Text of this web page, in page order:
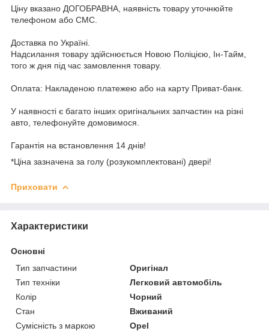
Ціну вказано ДОГОБРАВНА, наявність товару уточнюйте
телефоном або СМС.
Доставка по Україні.
Надсилання товару здійснюється Новою Поліцією, Ін-Тайм,
того ж дня під час замовлення товару.
Оплата: Накладеною платежею або на карту Приват-банк.
У наявності є багато інших оригінальних запчастин на різні
авто, телефонуйте домовимося.
Гарантія на встановлення 14 днів!
*Ціна зазначена за голу (розукомплектовані) двері!
Приховати
Характеристики
Основні
Тип запчастини
Оригінал
Тип техніки
Легковий автомобіль
Колір
Чорний
Стан
Вживаний
Сумісність з маркою
Opel